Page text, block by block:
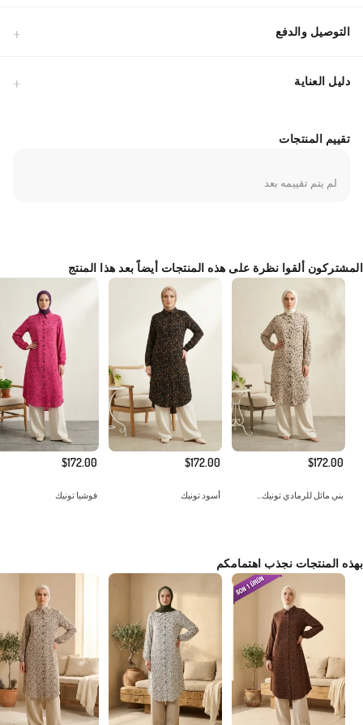
الحار وللاستخدام في جميع الفصول دون الشعور بالحرارة.مواصفات القماش:
مناسب جداً لإطلالات العمل الرسمية أو النزهات اليومية بفضل تصميمه
لفترة طويلة. التصميم الذي يجمع بين الياقة الكلاسيكية والأكمام المزودة بأساور
Made in Türkiye
التوصيل والدفع
دليل العناية
تقييم المنتجات
لم يتم تقييمه بعد
المشتركون ألقوا نظرة على هذه المنتجات أيضاً بعد هذا المنتج
$172.00
بني مائل للرمادي تونيك...
$172.00
أسود تونيك
$172.00
فوشيا تونيك
بهذه المنتجات نجذب اهتمامكم